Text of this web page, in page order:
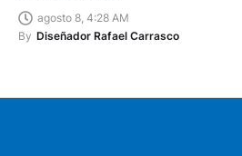
agosto 8, 4:28 AM
By Diseñador Rafael Carrasco